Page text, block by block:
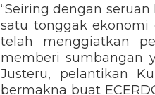
“Seiring dengan
satu tonggak ekonomi
telah menggiatkan
memberi sumbangan
Justeru, pelantikan
bermakna buat